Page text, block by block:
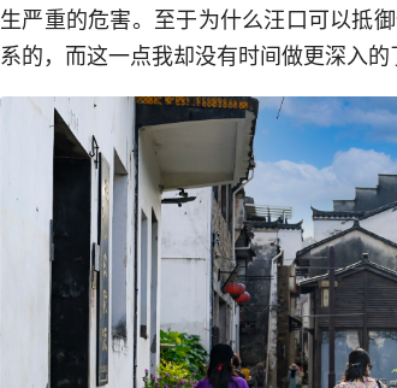
生严重的危害。至于为什么汪口可以抵
系的，而这一点我却没有时间做更深入的